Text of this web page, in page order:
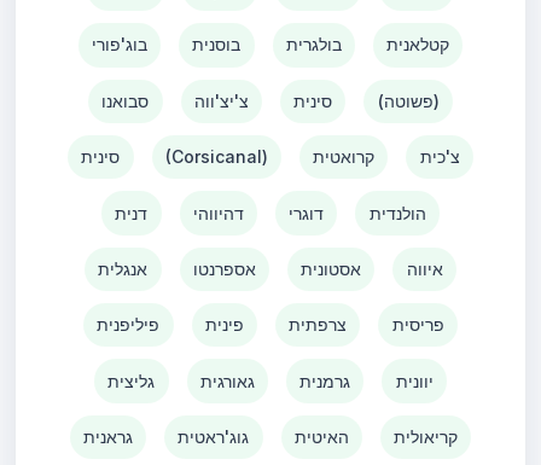
בוג'פורי בוסנית בולגרית קטלאנית
סבואנו צ'יצ'ווה סינית (פשוטה)
סינית (Corsicanal) קרואטית צ'כית
דנית דהיווהי דוגרי הולנדית
אנגלית אספרנטו אסטונית איווה
פיליפנית פינית צרפתית פריסית
גליצית גאורגית גרמנית יוונית
גראנית גוג'ראטית האיטית קריאולית